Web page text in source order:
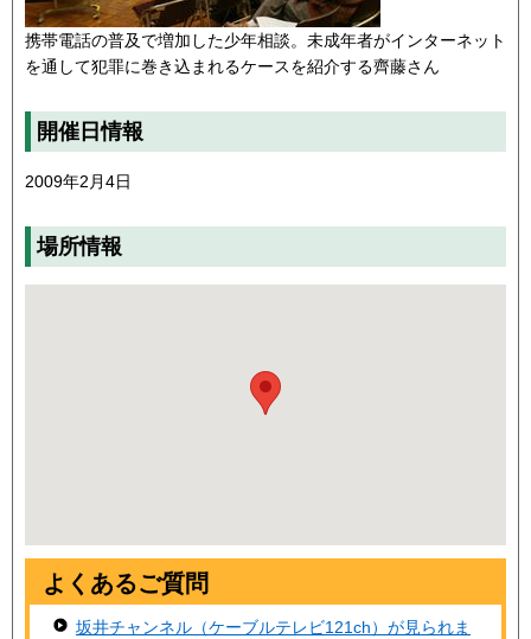
携帯電話の普及で増加した少年相談。未成年者がインターネット
を通して犯罪に巻き込まれるケースを紹介する齊藤さん
開催日情報
2009年2月4日
場所情報
よくあるご質問
坂井チャンネル（ケーブルテレビ121ch）が見られま